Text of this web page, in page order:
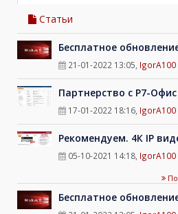
Статьи
Бесплатное
21-01-2022 13:05, IgorA100
Партнерство с Р7-Офис
17-01-2022 18:16, IgorA100
Рекомендуем. 4К IP
05-10-2021 14:18, IgorA100
Бесплатное